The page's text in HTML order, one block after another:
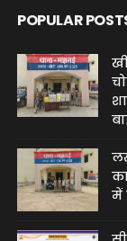
POPULAR
में